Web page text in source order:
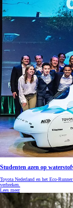
Studenten azen op
Toyota Nederland en het Eco-
verbreken.
Lees meer